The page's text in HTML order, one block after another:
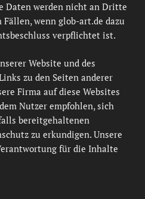
Daten werden nicht an Dritte
wenn glob-art.de dazu
verpflichtet ist.
Website und des
zu den Seiten anderer
Firma auf diese Websites
Nutzer empfohlen, sich
bereitgehaltenen
zu erkundigen. Unsere
für die Inhalte